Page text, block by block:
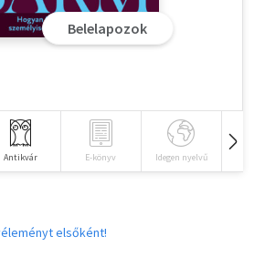
Belelapozok
Antikvár E-könyv Idegen nyelvű
elsőként!